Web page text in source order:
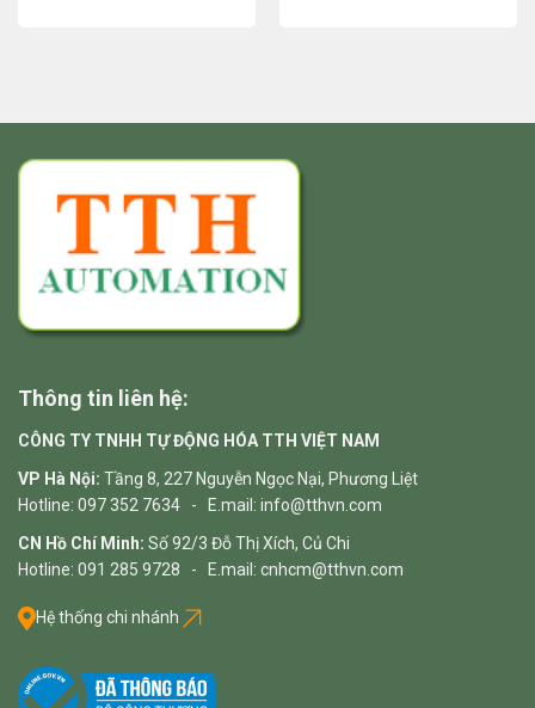
Thông tin liên hệ:
CÔNG TY TNHH TỰ ĐỘNG HÓA TTH VIỆT NAM
VP Hà Nội: Tầng 8, 227 Nguyễn Ngọc Nại, Phương Liệt
Hotline: 097 352 7634 - E.mail: info@tthvn.com
CN Hồ Chí Minh: Số 92/3 Đỗ Thị Xích, Củ Chi
Hotline: 091 285 9728 - E.mail: cnhcm@tthvn.com
Hệ thống chi nhánh